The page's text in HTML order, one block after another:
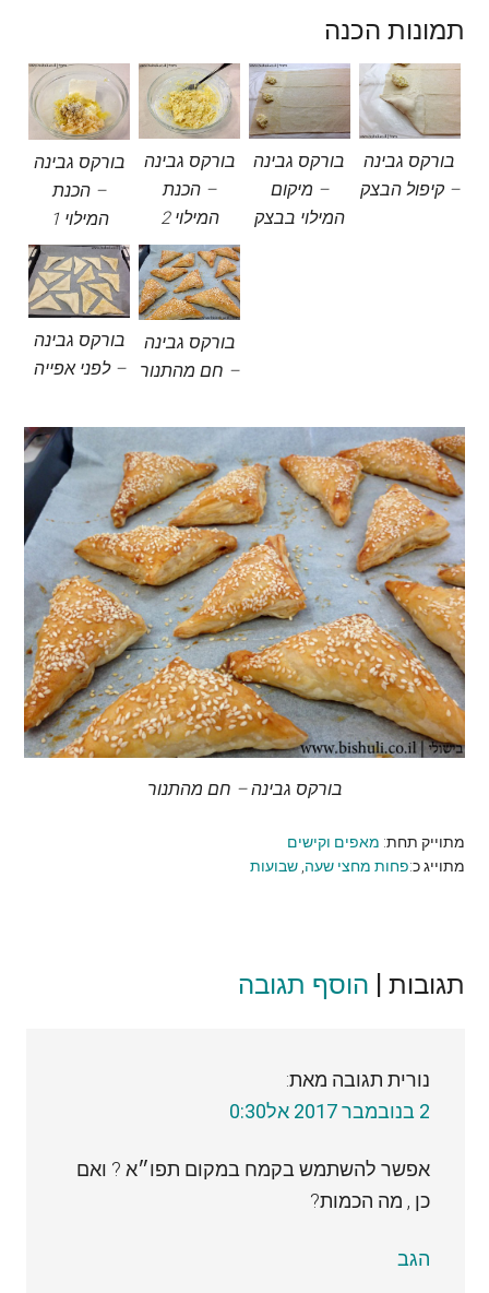
תמונות הכנה
בורקס גבינה
– הכנת
המילוי 1
בורקס גבינה
– הכנת
המילוי 2
בורקס גבינה
– מיקום
המילוי בבצק
בורקס גבינה
– קיפול הבצק
בורקס גבינה
– לפני אפייה
בורקס גבינה
– חם מהתנור
בורקס גבינה – חם מהתנור
מתוייק תחת: מאפים וקישים
מתוייג כ:פחות מחצי שעה ,שבועות
Reader
תגובות | הוסף תגובה
נורית תגובה מאת:
2 בנובמבר 2017 אל0:30
אפשר להשתמש בקמח במקום תפו״א ? ואם
כן , מה הכמות?
הגב